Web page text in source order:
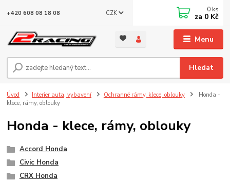
Menu
CZK
Hledat
+420 608 08 18 08 0 ks
za 0 Kč
Úvod Interier auta, vybavení Ochranné rámy, klece, oblouky
Honda -
klece, rámy, oblouky
Honda - klece, rámy, oblouky
Accord Honda
Civic Honda
CRX Honda